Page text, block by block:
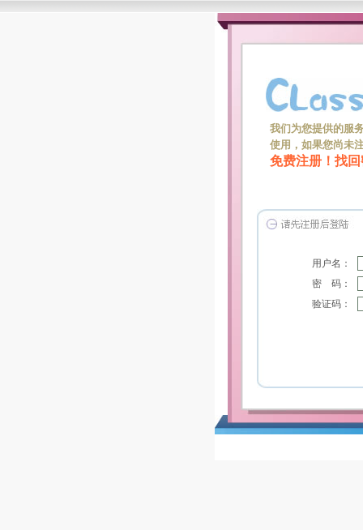
我们为您提供的服
使用，如果您尚未
免费注册！ 找回
用户名：
密 码：
验证码：